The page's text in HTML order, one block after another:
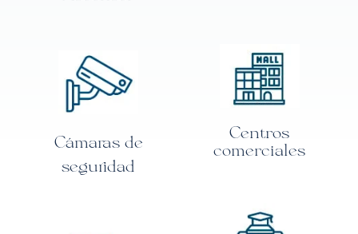
Cámaras de
seguridad
Centros
comerciales